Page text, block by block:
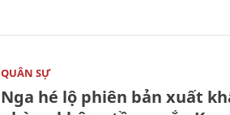
QUÂN SỰ
Nga hé lộ phiên bản xuất